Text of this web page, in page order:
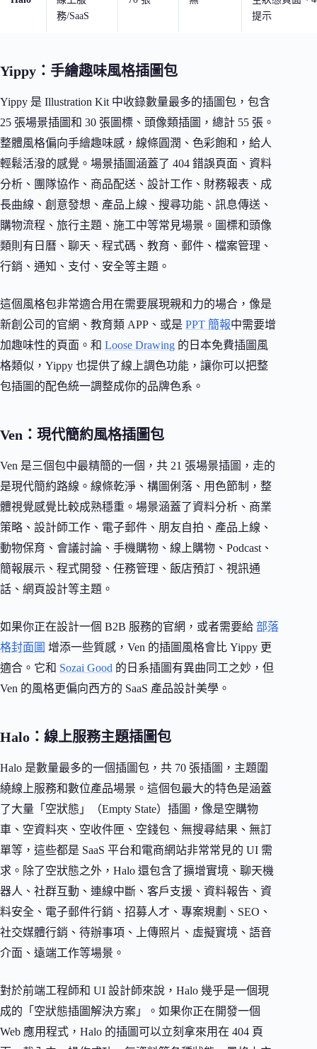
務/SaaS
提示
Yippy：手繪趣味風格插圖包
Yippy 是 Illustration Kit 中收錄數量最多的插圖包，包含
25 張場景插圖和 30 張圖標、頭像類插圖，總計 55 張。
整體風格偏向手繪趣味感，線條圓潤、色彩飽和，給人
輕鬆活潑的感覺。場景插圖涵蓋了 404 錯誤頁面、資料
分析、團隊協作、商品配送、設計工作、財務報表、成
長曲線、創意發想、產品上線、搜尋功能、訊息傳送、
購物流程、旅行主題、施工中等常見場景。圖標和頭像
類則有日曆、聊天、程式碼、教育、郵件、檔案管理、
行銷、通知、支付、安全等主題。
這個風格包非常適合用在需要展現親和力的場合，像是
新創公司的官網、教育類 APP、或是 PPT 簡報中需要增
加趣味性的頁面。和 Loose Drawing 的日本免費插圖風
格類似，Yippy 也提供了線上調色功能，讓你可以把整
包插圖的配色統一調整成你的品牌色系。
Ven：現代簡約風格插圖包
Ven 是三個包中最精簡的一個，共 21 張場景插圖，走的
是現代簡約路線。線條乾淨、構圖俐落、用色節制，整
體視覺感覺比較成熟穩重。場景涵蓋了資料分析、商業
策略、設計師工作、電子郵件、朋友自拍、產品上線、
動物保育、會議討論、手機購物、線上購物、Podcast、
簡報展示、程式開發、任務管理、飯店預訂、視訊通
話、網頁設計等主題。
如果你正在設計一個 B2B 服務的官網，或者需要給 部落
格封面圖 增添一些質感，Ven 的插圖風格會比 Yippy 更
適合。它和 Sozai Good 的日系插圖有異曲同工之妙，但
Ven 的風格更偏向西方的 SaaS 產品設計美學。
Halo：線上服務主題插圖包
Halo 是數量最多的一個插圖包，共 70 張插圖，主題圍
繞線上服務和數位產品場景。這個包最大的特色是涵蓋
了大量「空狀態」（Empty State）插圖，像是空購物
車、空資料夾、空收件匣、空錢包、無搜尋結果、無訂
單等，這些都是 SaaS 平台和電商網站非常常見的 UI 需
求。除了空狀態之外，Halo 還包含了擴增實境、聊天機
器人、社群互動、連線中斷、客戶支援、資料報告、資
料安全、電子郵件行銷、招募人才、專案規劃、SEO、
社交媒體行銷、待辦事項、上傳照片、虛擬實境、語音
介面、遠端工作等場景。
對於前端工程師和 UI 設計師來說，Halo 幾乎是一個現
成的「空狀態插圖解決方案」。如果你正在開發一個
Web 應用程式，Halo 的插圖可以立刻拿來用在 404 頁